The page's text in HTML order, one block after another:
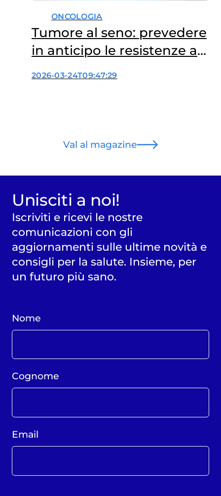
ONCOLOGIA
Tumore al seno: prevedere
in anticipo le resistenze ai
farmaci
2026-03-24T09:47:29
Val al magazine
Unisciti a noi!
Iscriviti e ricevi le nostre
comunicazioni con gli
aggiornamenti sulle ultime novità e
consigli per la salute. Insieme, per
un futuro più sano.
Nome
Cognome
Email